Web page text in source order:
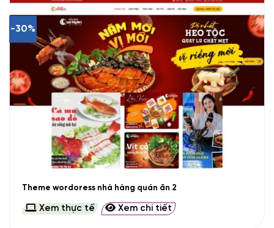
-30%
Theme wordoress nhà hàng quán ăn 2
Xem thực tế Xem chi tiết